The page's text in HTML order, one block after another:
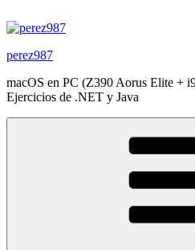
al
perez987
macOS en PC (Z390 Aorus Elite +
Ejercicios de .NET y Java